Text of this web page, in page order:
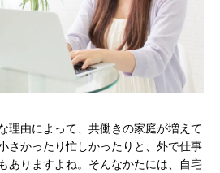
理由によって、共働きの家庭が増えて
さかったり忙しかったりと、外で仕事
ありますよね。そんなかたには、自宅